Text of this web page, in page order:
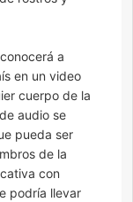
a
en un video
cuerpo de la
audio se
pueda ser
de la
con
podría llevar